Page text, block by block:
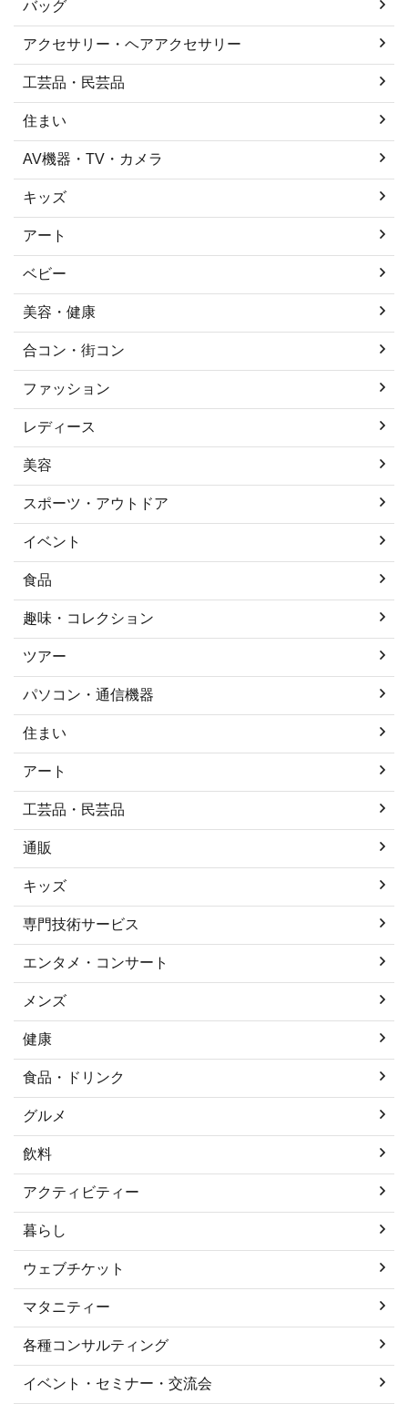
バッグ
アクセサリー・ヘアアクセサリー
工芸品・民芸品
住まい
AV機器・TV・カメラ
キッズ
アート
ベビー
美容・健康
合コン・街コン
ファッション
レディース
美容
スポーツ・アウトドア
イベント
食品
趣味・コレクション
ツアー
パソコン・通信機器
住まい
アート
工芸品・民芸品
通販
キッズ
専門技術サービス
エンタメ・コンサート
メンズ
健康
食品・ドリンク
グルメ
飲料
アクティビティー
暮らし
ウェブチケット
マタニティー
各種コンサルティング
イベント・セミナー・交流会